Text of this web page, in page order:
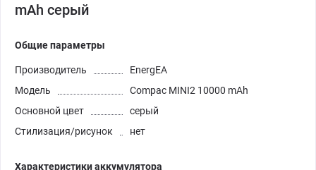
mAh серый
Общие параметры
Производитель
EnergEA
Модель
Compac MINI2 10000 mAh
Основной цвет
серый
Стилизация/рисунок
нет
Характеристики аккумулятора